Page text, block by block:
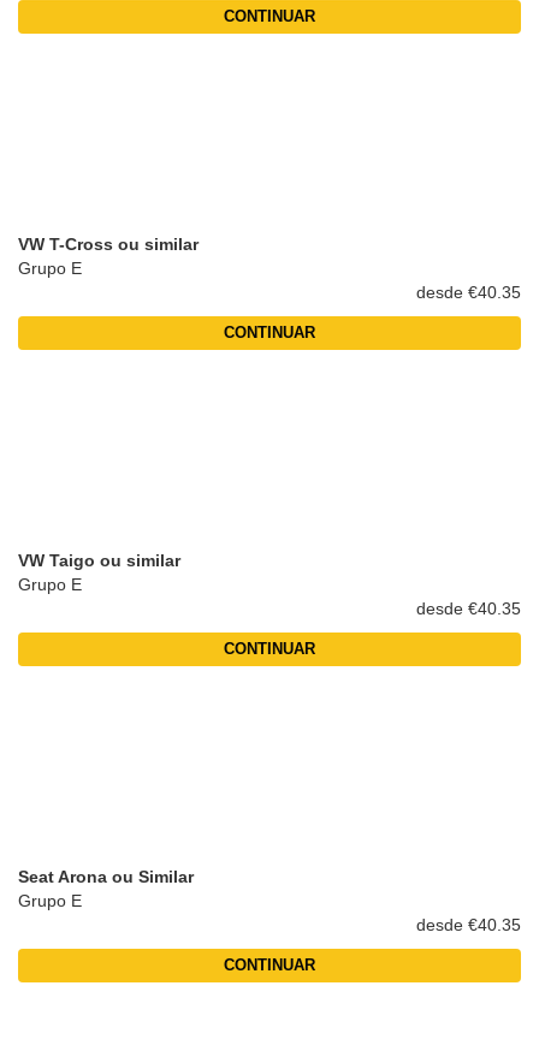
CONTINUAR
VW T-Cross ou similar
Grupo E
desde €40.35
CONTINUAR
VW Taigo ou similar
Grupo E
desde €40.35
CONTINUAR
Seat Arona ou Similar
Grupo E
desde €40.35
CONTINUAR